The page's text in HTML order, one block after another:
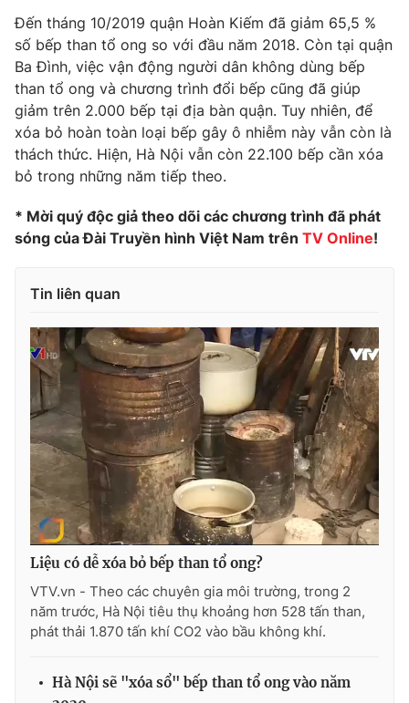
VTV Money VTV Thể thao
VTV Sức khoẻ Bất động sản
Thị trường 24h Tấm lòng Việt
VTV4 Vươn mình bằng AI
VTV9 VTV8
Liên hệ tòa soạn
THỜI BÁO VTV
Theo dõi báo trên
Cơ quan chủ quản:Đài Truyền hình Việt Nam
Cơ quan báo chí:Thời báo VTV
Giấy phép hoạt động báo in và báo điện tử số 483/GP-BTTTT
cấp ngày 29/12/2023
Tổng Biên tập:Vũ Thanh Thủy
Phó Tổng Biên tập:
Nguyễn Thị Mỹ Hạnh, Phạm Quốc Thắng,
Tổng đài VTV: 024.38 355 931 - 024.38 355 932
Đến tháng 10/2019 quận Hoàn Kiếm đã giảm 65,5 %
số bếp than tổ ong so với đầu năm 2018. Còn tại quận
Ba Đình, việc vận động người dân không dùng bếp
than tổ ong và chương trình đổi bếp cũng đã giúp
giảm trên 2.000 bếp tại địa bàn quận. Tuy nhiên, để
xóa bỏ hoàn toàn loại bếp gây ô nhiễm này vẫn còn là
thách thức. Hiện, Hà Nội vẫn còn 22.100 bếp cần xóa
bỏ trong những năm tiếp theo.
* Mời quý độc giả theo dõi các chương trình đã phát
sóng của Đài Truyền hình Việt Nam trên TV Online!
Tin liên quan
Liệu có dễ xóa bỏ bếp than tổ ong?
VTV.vn - Theo các chuyên gia môi trường, trong 2
năm trước, Hà Nội tiêu thụ khoảng hơn 528 tấn than,
phát thải 1.870 tấn khí CO2 vào bầu không khí.
Hà Nội sẽ "xóa sổ" bếp than tổ ong vào năm